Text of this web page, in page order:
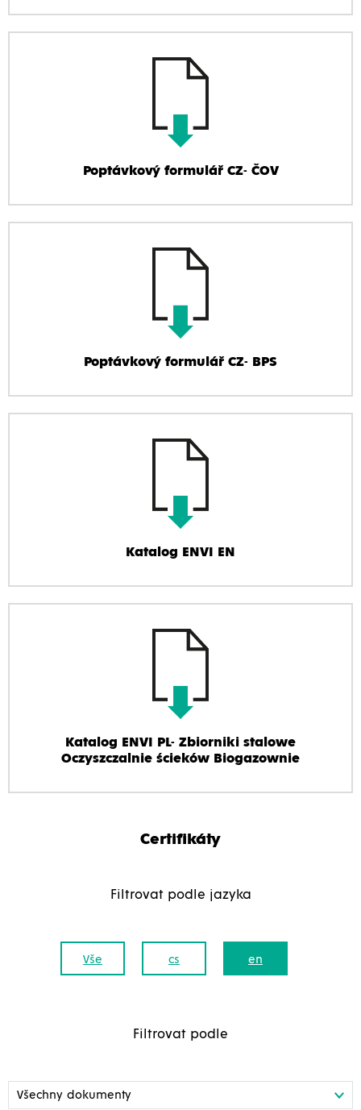
Poptávkový formulář CZ- ČOV
Poptávkový formulář CZ- BPS
Katalog ENVI EN
Katalog ENVI PL- Zbiorniki stalowe
Oczyszczalnie ścieków Biogazownie
Certifikáty
Filtrovat podle jazyka
Vše cs en
Filtrovat podle